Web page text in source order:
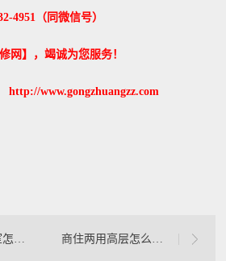
4951（同微信号）
网】，竭诚为您服务！
www.gongzhuangzz.com
西安家庭办公室怎么装修设计 商住两用高层怎么选楼层？西安写字楼办公室怎